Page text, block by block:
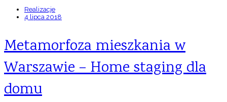
Realizacje
4 lipca 2018
Metamorfoza mieszkania w
Warszawie – Home staging dla
domu